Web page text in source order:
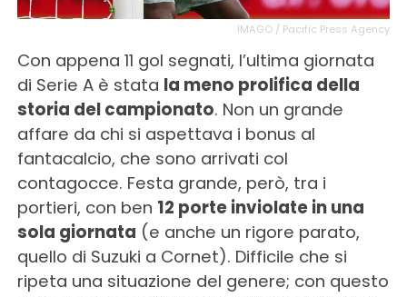
IMAGO / Pacific Press Agency
Con appena 11 gol segnati, l’ultima giornata
di Serie A è stata la meno prolifica della
storia del campionato. Non un grande
affare da chi si aspettava i bonus al
fantacalcio, che sono arrivati col
contagocce. Festa grande, però, tra i
portieri, con ben 12 porte inviolate in una
sola giornata (e anche un rigore parato,
quello di Suzuki a Cornet). Difficile che si
ripeta una situazione del genere; con questo